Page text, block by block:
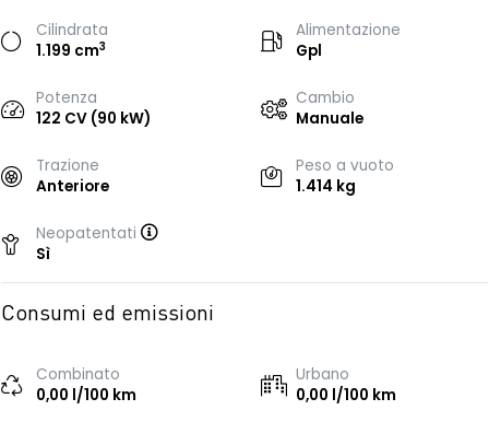
Cilindrata
1.199 cm3
Alimentazione
Gpl
Potenza
122 CV (90 kW)
Cambio
Manuale
Trazione
Anteriore
Peso a vuoto
1.414 kg
Neopatentati
Sì
Consumi ed emissioni
Combinato
0,00 l/100 km
Urbano
0,00 l/100 km